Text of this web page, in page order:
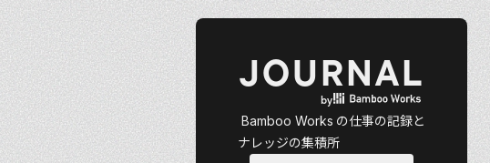
JOURNAL
by
Bamboo Works の仕事の記録と
ナレッジの集積所